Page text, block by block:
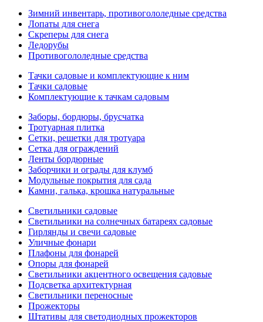
Зимний инвентарь, противогололедные средства
Лопаты для снега
Скреперы для снега
Ледорубы
Противогололедные средства
Тачки садовые и комплектующие к ним
Тачки садовые
Комплектующие к тачкам садовым
Заборы, бордюры, брусчатка
Тротуарная плитка
Сетки, решетки для тротуара
Сетка для ограждений
Ленты бордюрные
Заборчики и ограды для клумб
Модульные покрытия для сада
Камни, галька, крошка натуральные
Светильники садовые
Светильники на солнечных батареях садовые
Гирлянды и свечи садовые
Уличные фонари
Плафоны для фонарей
Опоры для фонарей
Светильники акцентного освещения садовые
Подсветка архитектурная
Светильники переносные
Прожекторы
Штативы для светодиодных прожекторов